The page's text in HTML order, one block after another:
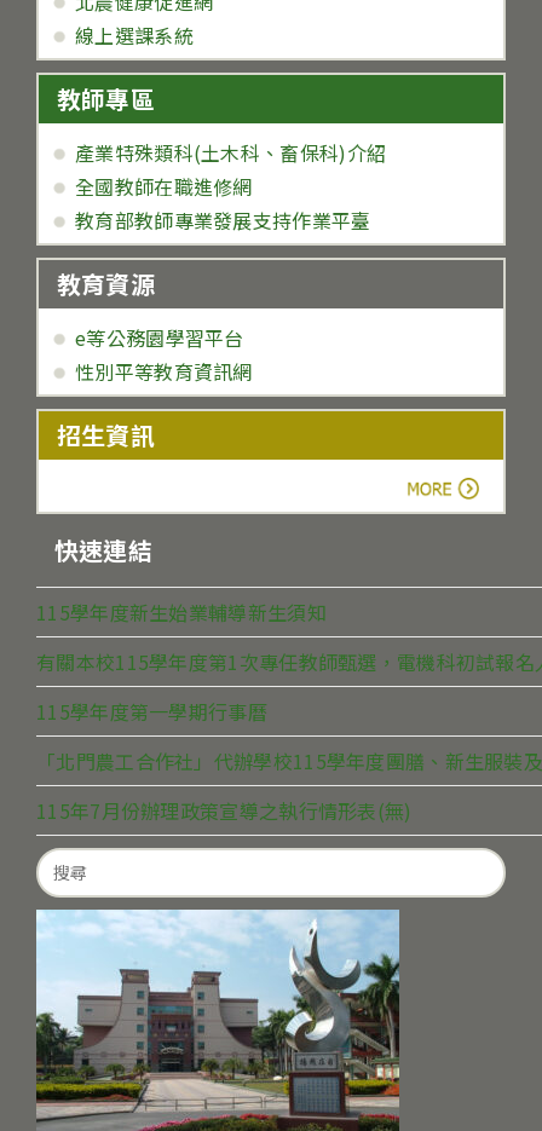
線上選課系統
教師專區
產業特殊類科(土木科、畜保科)介紹
全國教師在職進修網
教育部教師專業發展支持作業平臺
教育資源
e等公務園學習平台
性別平等教育資訊網
招生資訊
快速連結
115學年度新生始業輔導新生須知
有關本校115學年度第1次專任教師甄選，電機科初試報
115學年度第一學期行事曆
「北門農工合作社」代辦學校115學年度團膳、新生服裝
115年7月份辦理政策宣導之執行情形表(無)
Search
for: